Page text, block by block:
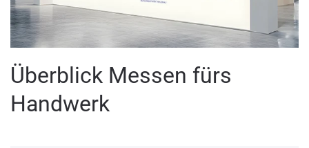
Überblick Messen fürs
Handwerk